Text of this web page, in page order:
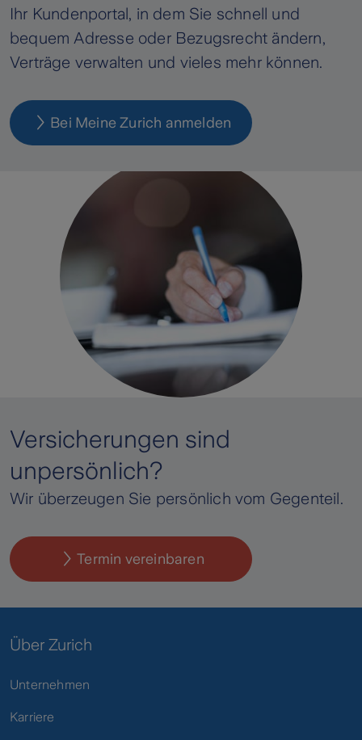
Ihr Kundenportal, in dem Sie schnell und
bequem Adresse oder Bezugsrecht ändern,
Verträge verwalten und vieles mehr können.
Bei Meine Zurich anmelden
Versicherungen sind
unpersönlich?
Wir überzeugen Sie persönlich vom Gegenteil.
Termin vereinbaren
Über Zurich
Unternehmen
Karriere